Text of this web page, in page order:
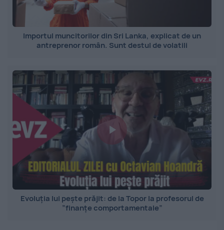
Importul muncitorilor din Sri Lanka, explicat de un
antreprenor român. Sunt destul de volatili
Evoluția lui pește prăjit: de la Topor la profesorul de
”finanțe comportamentale”